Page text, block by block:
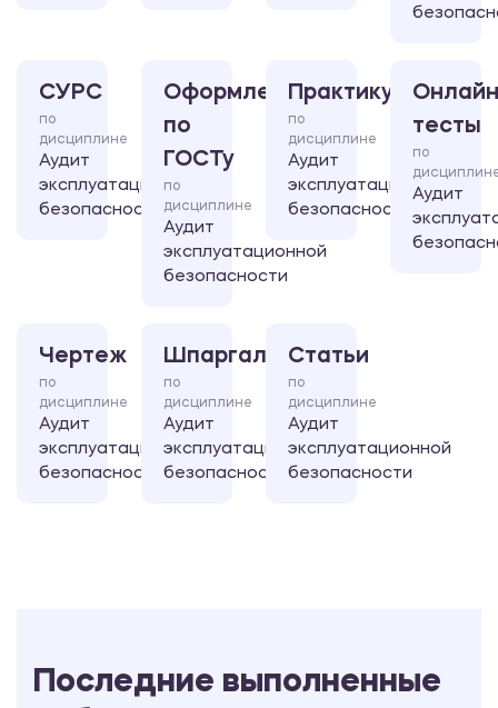
СУРС
по
дисциплине
Аудит
эксплуатационной
безопасности
Оформление
по
ГОСТу
по
дисциплине
Аудит
эксплуатационной
безопасности
Практикум
по
дисциплине
Аудит
эксплуатационной
безопасности
тесты
по
Аудит
Чертеж
по
дисциплине
Аудит
эксплуатационной
безопасности
Шпаргалка
по
дисциплине
Аудит
эксплуатационной
безопасности
Статьи
по
дисциплине
Аудит
эксплуатационной
безопасности
Последние выполненные